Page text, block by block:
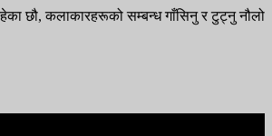
छौ, कलाकारहरूको सम्बन्ध गाँसिनु र टुट्नु नौलो